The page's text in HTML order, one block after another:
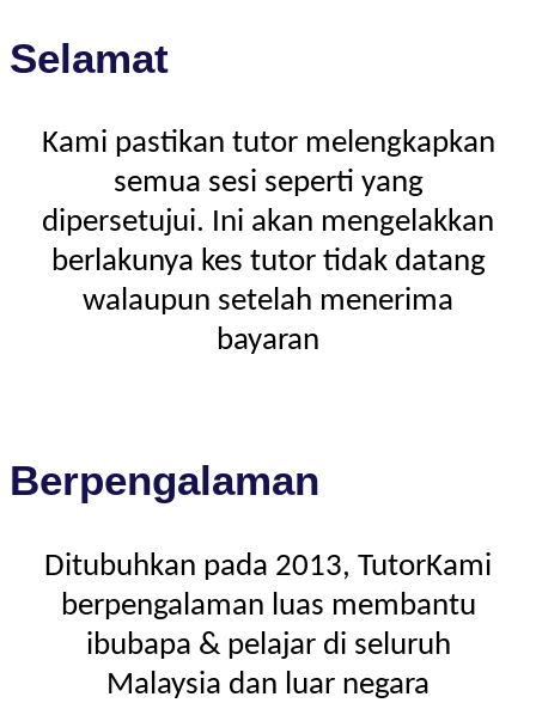
Selamat
Kami pastikan tutor melengkapkan
semua sesi seperti yang
dipersetujui. Ini akan mengelakkan
berlakunya kes tutor tidak datang
walaupun setelah menerima
bayaran
Berpengalaman
Ditubuhkan pada 2013, TutorKami
berpengalaman luas membantu
ibubapa & pelajar di seluruh
Malaysia dan luar negara